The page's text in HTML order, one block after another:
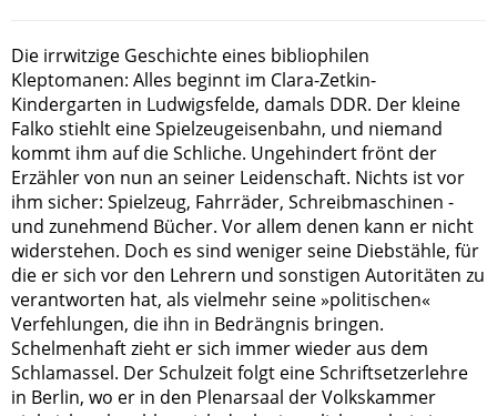
Die irrwitzige Geschichte eines bibliophilen
Kleptomanen: Alles beginnt im Clara-Zetkin-
Kindergarten in Ludwigsfelde, damals DDR. Der kleine
Falko stiehlt eine Spielzeugeisenbahn, und niemand
kommt ihm auf die Schliche. Ungehindert frönt der
Erzähler von nun an seiner Leidenschaft. Nichts ist vor
ihm sicher: Spielzeug, Fahrräder, Schreibmaschinen -
und zunehmend Bücher. Vor allem denen kann er nicht
widerstehen. Doch es sind weniger seine Diebstähle, für
die er sich vor den Lehrern und sonstigen Autoritäten zu
verantworten hat, als vielmehr seine »politischen«
Verfehlungen, die ihn in Bedrängnis bringen.
Schelmenhaft zieht er sich immer wieder aus dem
Schlamassel. Der Schulzeit folgt eine Schriftsetzerlehre
in Berlin, wo er in den Plenarsaal der Volkskammer